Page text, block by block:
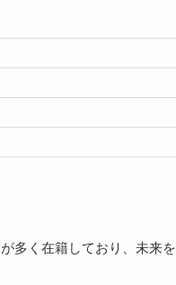
多く在籍しており、未来を